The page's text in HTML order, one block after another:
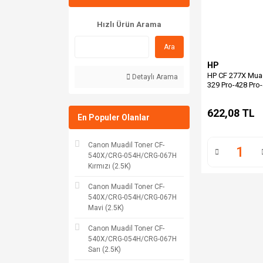
Hızlı Ürün Arama
Ara
Detaylı Arama
En Populer Olanlar
Canon Muadil Toner CF-
540X/CRG-054H/CRG-067H
Kırmızı (2.5K)
Canon Muadil Toner CF-
540X/CRG-054H/CRG-067H
Mavi (2.5K)
Canon Muadil Toner CF-
540X/CRG-054H/CRG-067H
Sarı (2.5K)
HP
HP CF 277X
329 Pro-428
622,08 TL